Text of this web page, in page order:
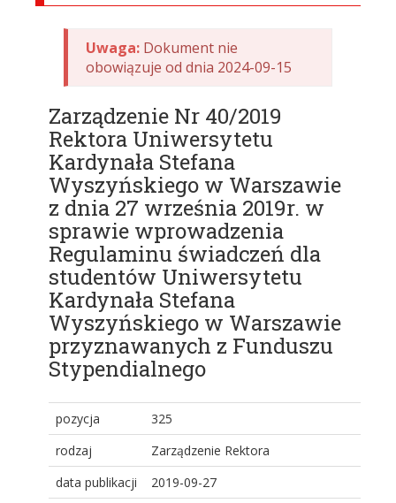
Uwaga: Dokument nie
obowiązuje od dnia 2024-09-15
Zarządzenie Nr 40/2019
Rektora Uniwersytetu
Kardynała Stefana
Wyszyńskiego w Warszawie
z dnia 27 września 2019r. w
sprawie wprowadzenia
Regulaminu świadczeń dla
studentów Uniwersytetu
Kardynała Stefana
Wyszyńskiego w Warszawie
przyznawanych z Funduszu
Stypendialnego
pozycja
325
rodzaj
Zarządzenie Rektora
data publikacji
2019-09-27